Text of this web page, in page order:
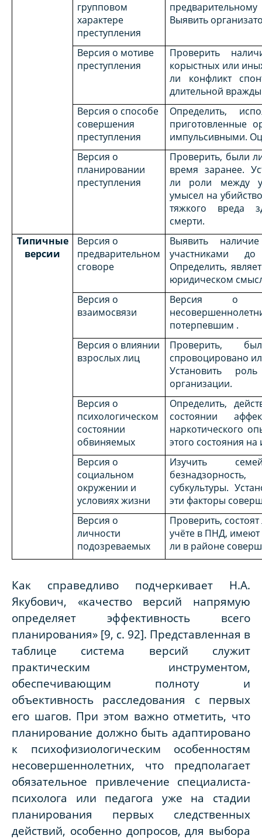
групповом
характере
преступления
Выявить
Версия о мотиве
преступления
Проверить
корыстных или
ли конфликт
длительной
Версия о способе
совершения
преступления
Определить,
приготовленные
импульсивными.
Версия о
планировании
преступления
Проверить, были
время заранее.
ли роли между
умысел на
тяжкого вреда
смерти.
Типичные
версии
Версия о
предварительном
сговоре
Выявить
участниками
Определить,
юридическом
Версия о
взаимосвязи
Версия о
потерпевшим .
Версия о влиянии
взрослых лиц
Проверить,
спровоцировано
Установить
организации.
Версия о
психологическом
состоянии
обвиняемых
Определить,
состоянии
наркотического
этого состояния на
Версия о
социальном
окружении и
условиях жизни
Изучить
субкультуры.
эти факторы
Версия о
личности
подозреваемых
Проверить,
учёте в ПНД,
ли в районе
Как справедливо подчеркивает Н.А.
Якубович, «качество версий напрямую
определяет эффективность всего
планирования» [9, с. 92]. Представленная в
таблице система версий служит
практическим инструментом,
обеспечивающим полноту и
объективность расследования с первых
его шагов. При этом важно отметить, что
планирование должно быть адаптировано
к психофизиологическим особенностям
несовершеннолетних, что предполагает
обязательное привлечение специалиста-
психолога или педагога уже на стадии
планирования первых следственных
действий, особенно допросов, для выбора